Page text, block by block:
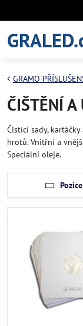
GRAMO
ČIŠTĚNÍ A
Čistící sady,
hrotů. Vnitřní a
Speciální oleje.
Pozice